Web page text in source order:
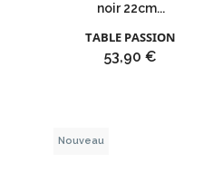
noir 22cm...
TABLE PASSION
Prix
53,90 €
Nouveau